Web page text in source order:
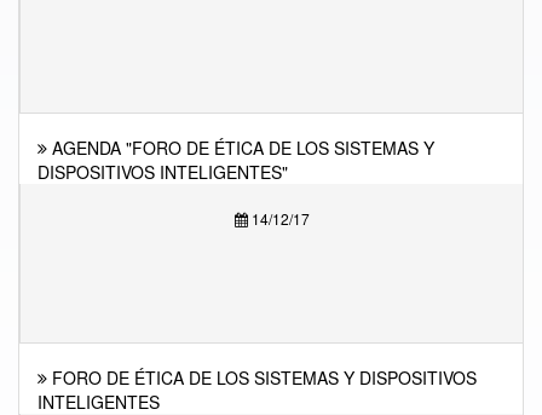
AGENDA "FORO DE ÉTICA DE LOS SISTEMAS Y
DISPOSITIVOS INTELIGENTES"
14/12/17
FORO DE ÉTICA DE LOS SISTEMAS Y DISPOSITIVOS
INTELIGENTES